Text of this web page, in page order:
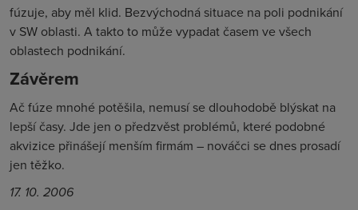
fúzuje, aby měl klid. Bezvýchodná situace na poli podnikání
v SW oblasti. A takto to může vypadat časem ve všech
oblastech podnikání.
Závěrem
Ač fúze mnohé potěšila, nemusí se dlouhodobě blýskat na
lepší časy. Jde jen o předzvěst problémů, které podobné
akvizice přinášejí menším firmám – nováčci se dnes prosadí
jen těžko.
17. 10. 2006